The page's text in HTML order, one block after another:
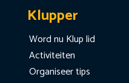
Klupper
Word nu Klup lid
Activiteiten
Organiseer tips